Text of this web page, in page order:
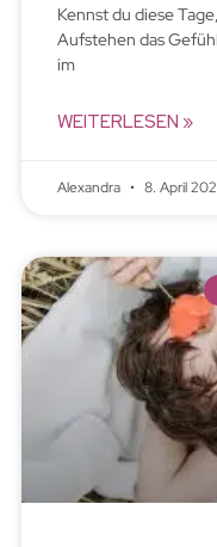
Kennst du diese
Aufstehen das
im
WEITERLESEN »
Alexandra 8. April